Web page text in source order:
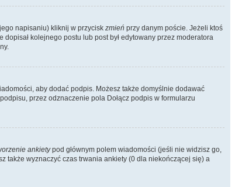
napisaniu) kliknij w przycisk zmień przy danym poście. Jeżeli ktoś
kolejnego postu lub post był edytowany przez moderatora
aby dodać podpis. Możesz także domyślnie dodawać
przez odznaczenie pola Dołącz podpis w formularzu
ankietypod głównym polem wiadomości (jeśli nie widzisz go,
także wyznaczyć czas trwania ankiety (0 dla niekończącej się) a